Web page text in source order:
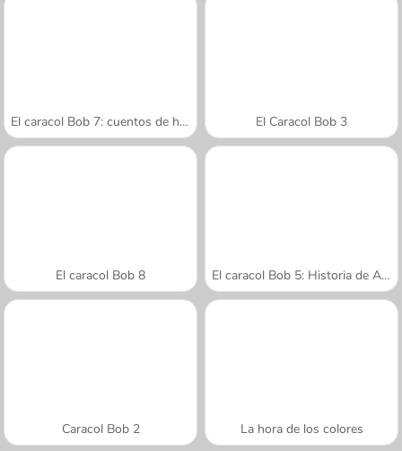
El caracol Bob 7: cuentos de hadas El Caracol Bob 3
El caracol Bob 8 El caracol Bob 5: Historia de Amor
Caracol Bob 2 La hora de los colores